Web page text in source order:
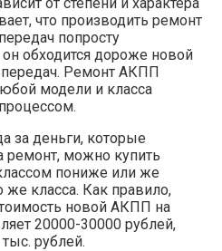
что производить ремонт
попросту
обходится дороже новой
передач. Ремонт АКПП
модели и класса
за деньги, которые
ремонт, можно купить
пониже или же
класса. Как правило,
новой АКПП на
20000-30000 рублей,
рублей.